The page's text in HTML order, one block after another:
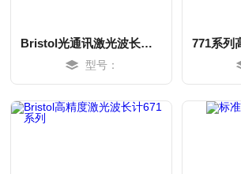
Bristol光通讯激光波长计228系列
型号：